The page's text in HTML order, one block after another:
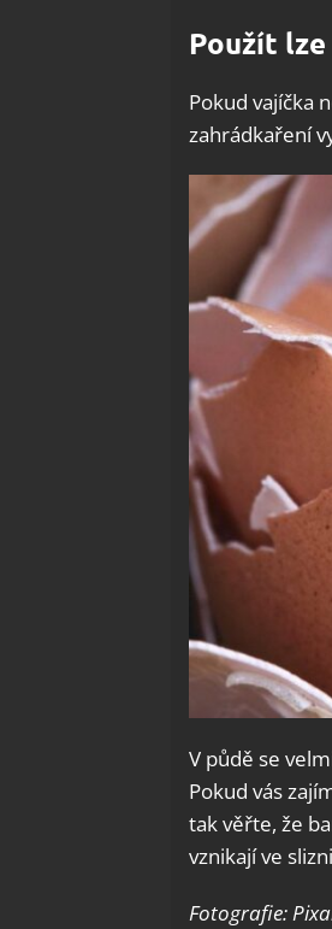
Použít
Pokud vajíčka
zahrádkaření
V půdě se
Pokud vás
tak věřte, že
vznikají ve
Fotografie: